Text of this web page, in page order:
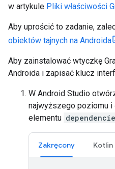
w artykule Pliki właściwości
Aby uprościć to zadanie,
obiektów tajnych na Androida
Aby zainstalować wtyczkę
Androida i zapisać klucz
W Android Studio
najwyższego poziomu i
elementu
Zakręcony Kotlin